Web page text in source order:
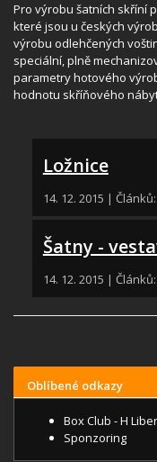
Pro výrobu šatních skříní
které jsou u českých
výrobu odlehčených
speciální, plně
parametry hotového
hodnotu skříňového
Ložnice
14. 12. 2015 |
Šatny -
14. 12. 2015 |
Oblíbené odkazy
Box Club - H
Sponzoring